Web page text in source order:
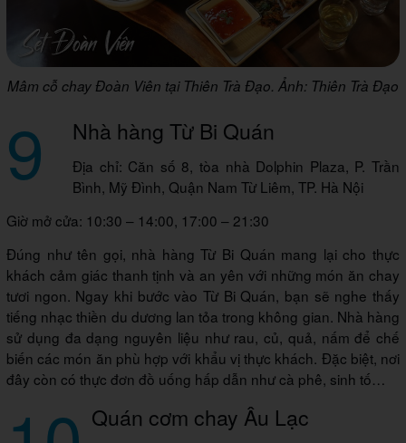
Mâm cỗ chay Đoàn Viên tại Thiên Trà Đạo. Ảnh: Thiên Trà Đạo
9 Nhà hàng Từ Bi Quán
Địa chỉ: Căn số 8, tòa nhà Dolphin Plaza, P. Trần
Bình, Mỹ Đình, Quận Nam Từ Liêm, TP. Hà Nội
Giờ mở cửa: 10:30 – 14:00, 17:00 – 21:30
Đúng như tên gọi, nhà hàng Từ Bi Quán mang lại cho thực
khách cảm giác thanh tịnh và an yên với những món ăn chay
tươi ngon. Ngay khi bước vào Từ Bi Quán, bạn sẽ nghe thấy
tiếng nhạc thiền du dương lan tỏa trong không gian. Nhà hàng
sử dụng đa dạng nguyên liệu như rau, củ, quả, nấm để chế
biến các món ăn phù hợp với khẩu vị thực khách. Đặc biệt, nơi
đây còn có thực đơn đồ uống hấp dẫn như cà phê, sinh tố…
Quán cơm chay Âu Lạc